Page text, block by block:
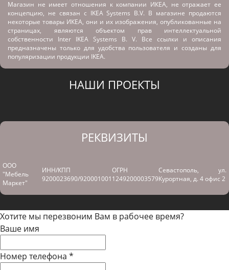
Магазин не имеет отношения к компании ИКЕА, не отражает ее
концепцию, не связан с IKEA Systems B.V. В магазине продаются
некоторые товары ИКЕА, они и их изображения, опубликованные на
страницах, являются объектом прав интеллектуальной
собственности Inter IKEA Systems B. V. Все ссылки и описания
предназначены только для удобства пользователя и созданы для
популяризации продукции IKEA.
НАШИ ПРОЕКТЫ
РЕКВИЗИТЫ
ООО
"Мебель
Маркет"
ИНН/КПП
9200023690/920001001
ОГРН
1249200003579
Севастополь, ул.
Курортная, д. 4 офис 2
Хотите мы перезвоним Вам в рабочее время?
Ваше имя
Номер телефона *